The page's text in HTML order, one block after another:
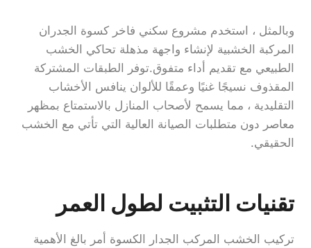
وبالمثل ، استخدم مشروع سكني فاخر كسوة الجدران
المركبة الخشبية لإنشاء واجهة مذهلة تحاكي الخشب
الطبيعي مع تقديم أداء متفوق.توفر الطبقات المشتركة
المقذوف نسيجًا غنيًا وعمقًا للألوان ينافس الأخشاب
التقليدية ، مما يسمح لأصحاب المنازل بالاستمتاع بمظهر
معاصر دون متطلبات الصيانة العالية التي تأتي مع الخشب
الحقيقي.
تقنيات التثبيت لطول العمر
تركيب الخشب المركب الجدار الكسوة أمر بالغ الأهمية